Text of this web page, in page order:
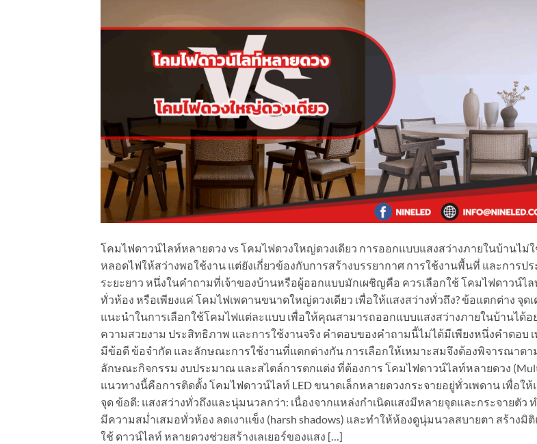
โคมไฟดาวน์ไลท์หลายดวง vs โคมไฟดวงใหญ่ดวงเดียว การออกแบบแสงสว่างภายในบ้านไม่ใ
หลอดไฟให้สว่างพอใช้งาน แต่ยังเกี่ยวข้องกับการสร้างบรรยากาศ การใช้งานพื้นที่ และการป
ระยะยาว หนึ่งในคำถามที่เจ้าของบ้านหรือผู้ออกแบบมักเผชิญคือ ควรเลือกใช้ โคมไฟดาวน์ไล
ทั่วห้อง หรือเพียงแค่ โคมไฟเพดานขนาดใหญ่ดวงเดียว เพื่อให้แสงสว่างทั่วถึง? ข้อแตกต่าง จุด
แนะนำในการเลือกใช้โคมไฟแต่ละแบบ เพื่อให้คุณสามารถออกแบบแสงสว่างภายในบ้านได้อ
ความสวยงาม ประสิทธิภาพ และการใช้งานจริง คำตอบของคำถามนี้ไม่ได้มีเพียงหนึ่งคำตอบ
มีข้อดี ข้อจำกัด และลักษณะการใช้งานที่แตกต่างกัน การเลือกให้เหมาะสมจึงต้องพิจารณาต
ลักษณะกิจกรรม งบประมาณ และสไตล์การตกแต่ง ที่ต้องการ โคมไฟดาวน์ไลท์หลายดวง
แนวทางนี้คือการติดตั้ง โคมไฟดาวน์ไลท์ LED ขนาดเล็กหลายดวงกระจายอยู่ทั่วเพดาน เพื่อให้
จุด ข้อดี: แสงสว่างทั่วถึงและนุ่มนวลกว่า: เนื่องจากแหล่งกำเนิดแสงมีหลายจุดและกระจายตัว
มีความสม่ำเสมอทั่วห้อง ลดเงาแข็ง (harsh shadows) และทำให้ห้องดูนุ่มนวลสบายตา สร้างมิ
ใช้ ดาวน์ไลท์ หลายดวงช่วยสร้างเลเยอร์ของแสง […]